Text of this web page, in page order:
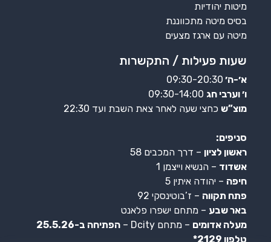
מיטות יהודיות
בסיס מיטה מתכווננת
מיטה עם ארגז מצעים
שעות פעילות / התקשרות
א׳-ה׳ 09:30-20:30
ו׳ וערבי חג
מוצ”ש כחצי שעה לאחר צאת השבת ועד 22:30
סניפים:
ראשון לציון – דרך המכבים 58
אשדוד – הנשיא וייצמן 1
חיפה – יהודה איתין 5
פתח תקווה – ז’בוטינסקי 92
באר שבע – מתחם ישפרו פלאנט
מעלה אדומים – מתחם Dcity –
הפתיחה ב-25.5.26
טלפון 2129*